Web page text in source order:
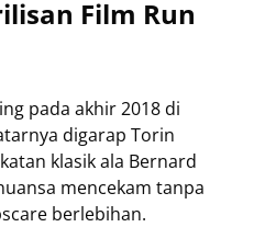
Film Run
pada akhir 2018 di
digarap Torin
klasik ala Bernard
mencekam tanpa
berlebihan.